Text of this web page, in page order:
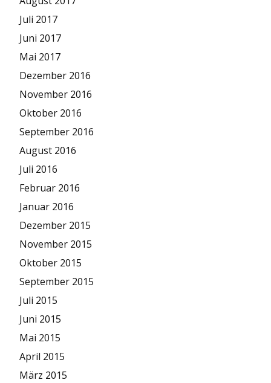
Juli 2017
Juni 2017
Mai 2017
Dezember 2016
November 2016
Oktober 2016
September 2016
August 2016
Juli 2016
Februar 2016
Januar 2016
Dezember 2015
November 2015
Oktober 2015
September 2015
Juli 2015
Juni 2015
Mai 2015
April 2015
März 2015